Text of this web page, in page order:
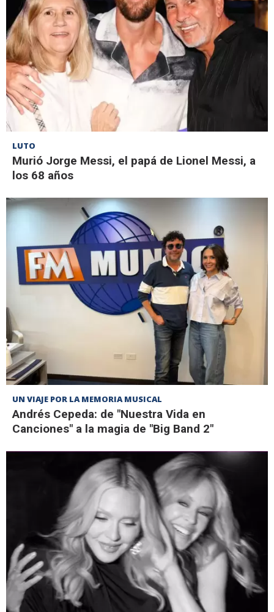
LUTO
Murió Jorge Messi, el papá de Lionel Messi, a
los 68 años
UN VIAJE POR LA MEMORIA MUSICAL
Andrés Cepeda: de "Nuestra Vida en
Canciones" a la magia de "Big Band 2"